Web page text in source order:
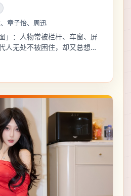
章子怡、周迅
」：人物常被栏杆、车窗、屏
人无处不被困住，却又总想探